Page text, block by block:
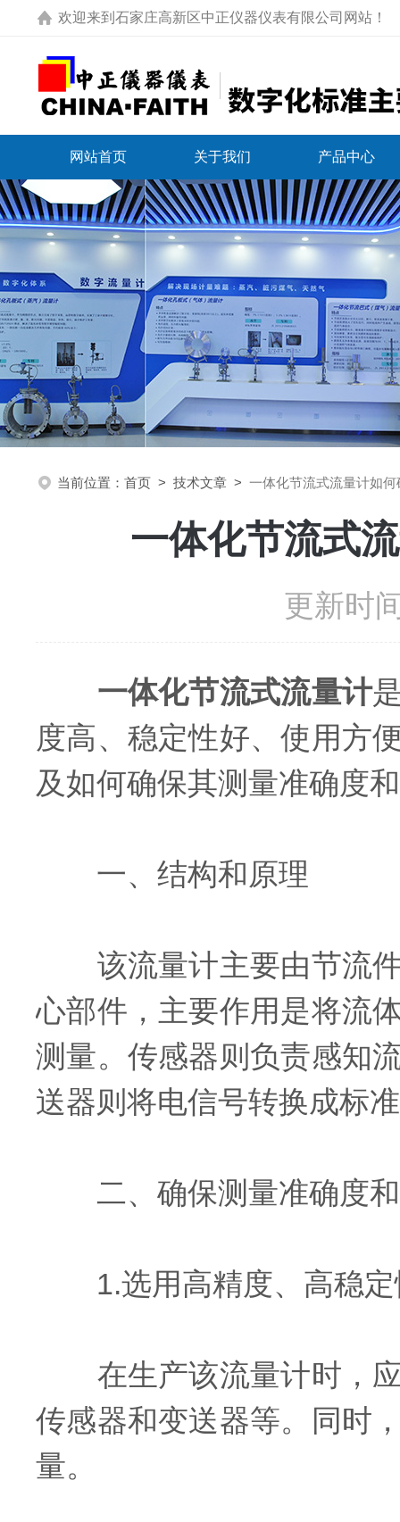
欢迎来到 石家庄高新区中正仪器仪表有限公司网站 ！
网站首页 关于我们 产品中心
当前位置： 首页 > 技术文章 > 一体化节流式流量计如
一体化节流式
更新时
一体化节流式流量计
度高、稳定性好、使用方
及如何确保其测量准确度
一、结构和原理
该流量计主要由节流件
心部件，主要作用是将流
测量。传感器则负责感知
送器则将电信号转换成标
二、确保测量准确度和
1.选用高精度、高稳定
在生产该流量计时，应
传感器和变送器等。同时
量。